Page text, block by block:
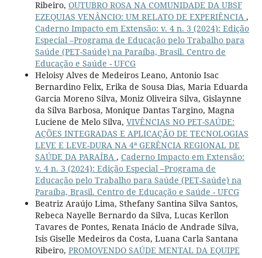
Ribeiro, OUTUBRO ROSA NA COMUNIDADE DA UBSF
EZEQUIAS VENÂNCIO: UM RELATO DE EXPERIÊNCIA ,
Caderno Impacto em Extensão: v. 4 n. 3 (2024): Edição
Especial –Programa de Educação pelo Trabalho para
Saúde (PET-Saúde) na Paraíba, Brasil. Centro de
Educação e Saúde - UFCG
Heloisy Alves de Medeiros Leano, Antonio Isac
Bernardino Felix, Erika de Sousa Dias, Maria Eduarda
Garcia Moreno Silva, Moniz Oliveira Silva, Gislaynne
da Silva Barbosa, Monique Dantas Targino, Magna
Luciene de Melo Silva, VIVÊNCIAS NO PET-SAÚDE:
AÇÕES INTEGRADAS E APLICAÇÃO DE TECNOLOGIAS
LEVE E LEVE-DURA NA 4ª GERÊNCIA REGIONAL DE
SAÚDE DA PARAÍBA , Caderno Impacto em Extensão:
v. 4 n. 3 (2024): Edição Especial –Programa de
Educação pelo Trabalho para Saúde (PET-Saúde) na
Paraíba, Brasil. Centro de Educação e Saúde - UFCG
Beatriz Araújo Lima, Sthefany Santina Silva Santos,
Rebeca Nayelle Bernardo da Silva, Lucas Kerllon
Tavares de Pontes, Renata Inácio de Andrade Silva,
Isis Giselle Medeiros da Costa, Luana Carla Santana
Ribeiro, PROMOVENDO SAÚDE MENTAL DA EQUIPE